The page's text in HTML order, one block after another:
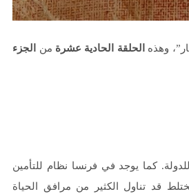
وهذه الحلقة الحادية عشرة من
الجزء
كما يوجد في فرنسا نظام للتأمين
قد تناول الكثير من مرافق الحياة